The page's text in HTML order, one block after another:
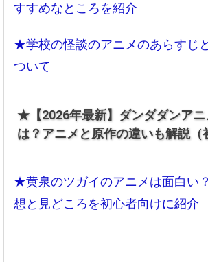
すすめなところを紹介
★学校の怪談のアニメのあらすじ
ついて
★【2026年最新】ダンダダンアニ
は？アニメと原作の違いも解説（
★黄泉のツガイのアニメは面白い
想と見どころを初心者向けに紹介